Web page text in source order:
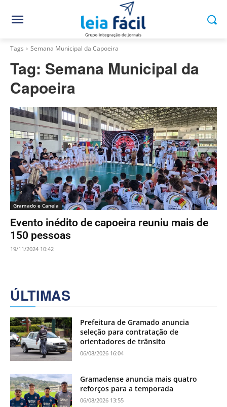
Tags Semana Municipal da Capoeira
Tag: Semana Municipal da
Capoeira
Gramado e Canela
Evento inédito de capoeira reuniu mais de
150 pessoas
19/11/2024 10:42
ÚLTIMAS
Prefeitura de Gramado anuncia
seleção para contratação de
orientadores de trânsito
06/08/2026 16:04
Gramadense anuncia mais quatro
reforços para a temporada
06/08/2026 13:55